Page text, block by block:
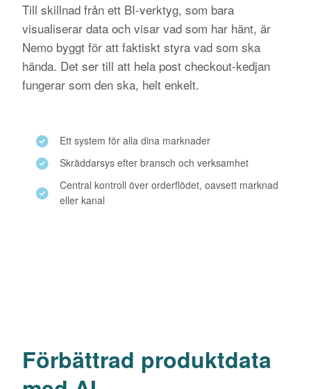
Till skillnad från ett BI-verktyg, som bara
visualiserar data och visar vad som har hänt, är
Nemo byggt för att faktiskt styra vad som ska
hända. Det ser till att hela post checkout-kedjan
fungerar som den ska, helt enkelt.
Ett system för alla dina marknader
Skräddarsys efter bransch och verksamhet
Central kontroll över orderflödet, oavsett marknad
eller kanal
Förbättrad produktdata